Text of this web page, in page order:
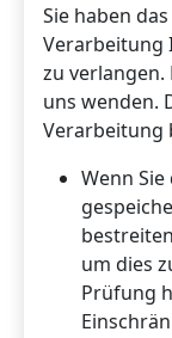
Sie haben
Verarbeitung
zu verlangen.
uns wenden.
Verarbeitung
Wenn
um dies
Prüfung